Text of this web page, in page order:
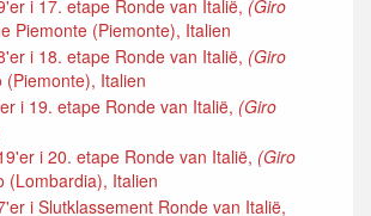
i 17. etape Ronde van Italië, (Giro
Piemonte (Piemonte), Italien
i 18. etape Ronde van Italië, (Giro
(Piemonte), Italien
i 19. etape Ronde van Italië, (Giro
i 20. etape Ronde van Italië, (Giro
(Lombardia), Italien
i Slutklassement Ronde van Italië,